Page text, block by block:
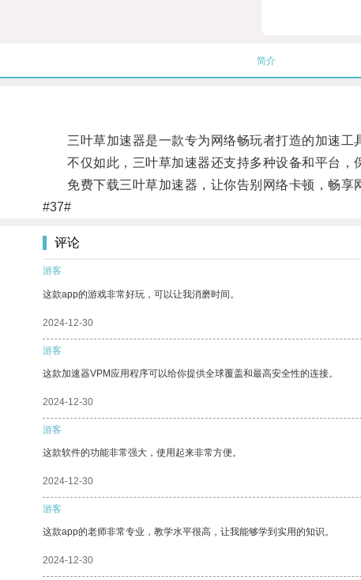
简介
三叶草加速器是一款专为网络畅玩者打造的加速工
不仅如此，三叶草加速器还支持多种设备和平台，
免费下载三叶草加速器，让你告别网络卡顿，畅享
#37#
评论
游客
这款app的游戏非常好玩，可以让我消磨时间。
2024-12-30
游客
这款加速器VPM应用程序可以给你提供全球覆盖和最高安全性的连接。
2024-12-30
游客
这款软件的功能非常强大，使用起来非常方便。
2024-12-30
游客
这款app的老师非常专业，教学水平很高，让我能够学到实用的知识。
2024-12-30